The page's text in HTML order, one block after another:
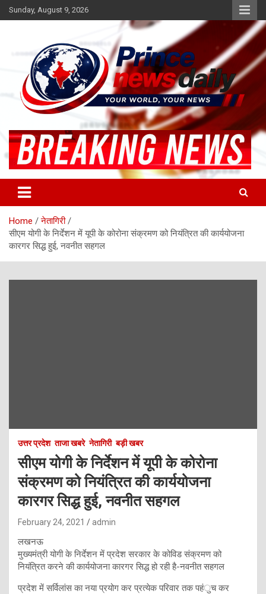
Skip
to
Sunday, August 9, 2026
Princenews Daily
Home
नेतागिरी
सीएम योगी के निर्देशन में यूपी के कोरोना संक्रमण को नियंत्रित की कार्ययोजना
कारगर सिद्ध हुई, नवनीत सहगल
उत्तर प्रदेश ताजा खबरे नेतागिरी बड़ी खबर
सीएम योगी के निर्देशन में यूपी के कोरोना
संक्रमण को नियंत्रित की कार्ययोजना
कारगर सिद्ध हुई, नवनीत सहगल
February 24, 2021 admin
लखनऊ
मुख्यमंत्री योगी के निर्देशन में प्रदेश सरकार के कोविड संक्रमण को
नियंत्रित करने की कार्ययोजना कारगर सिद्ध हो रही है-नवनीत सहगल
प्रदेश में सर्विलांस का नया प्रयोग कर प्रत्येक परिवार तक पहंुच कर